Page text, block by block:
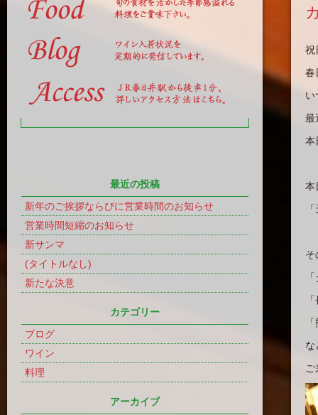
最近の投稿
新年のご挨拶ならびに営業時間のお知らせ
営業時間短縮のお知らせ
新サンマ
(タイトルなし)
新たな決意
カテゴリー
ブログ
ワイン
料理
アーカイブ
祝
春
い
最
本
本
そ
な